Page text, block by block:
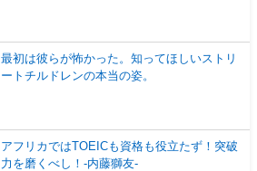
最初は彼らが怖かった。知ってほしいストリ
ートチルドレンの本当の姿。
アフリカではTOEICも資格も役立たず！突破
力を磨くべし！-内藤獅友-